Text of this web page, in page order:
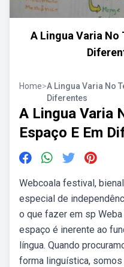
A Lingua Varia No
Home>A Lingua Varia No
Diferentes
A Lingua Varia
Espaço E Em
Webcoala festival,
especial de
o que fazer em sp
espaço é inerente ao
língua. Quando
forma linguística,